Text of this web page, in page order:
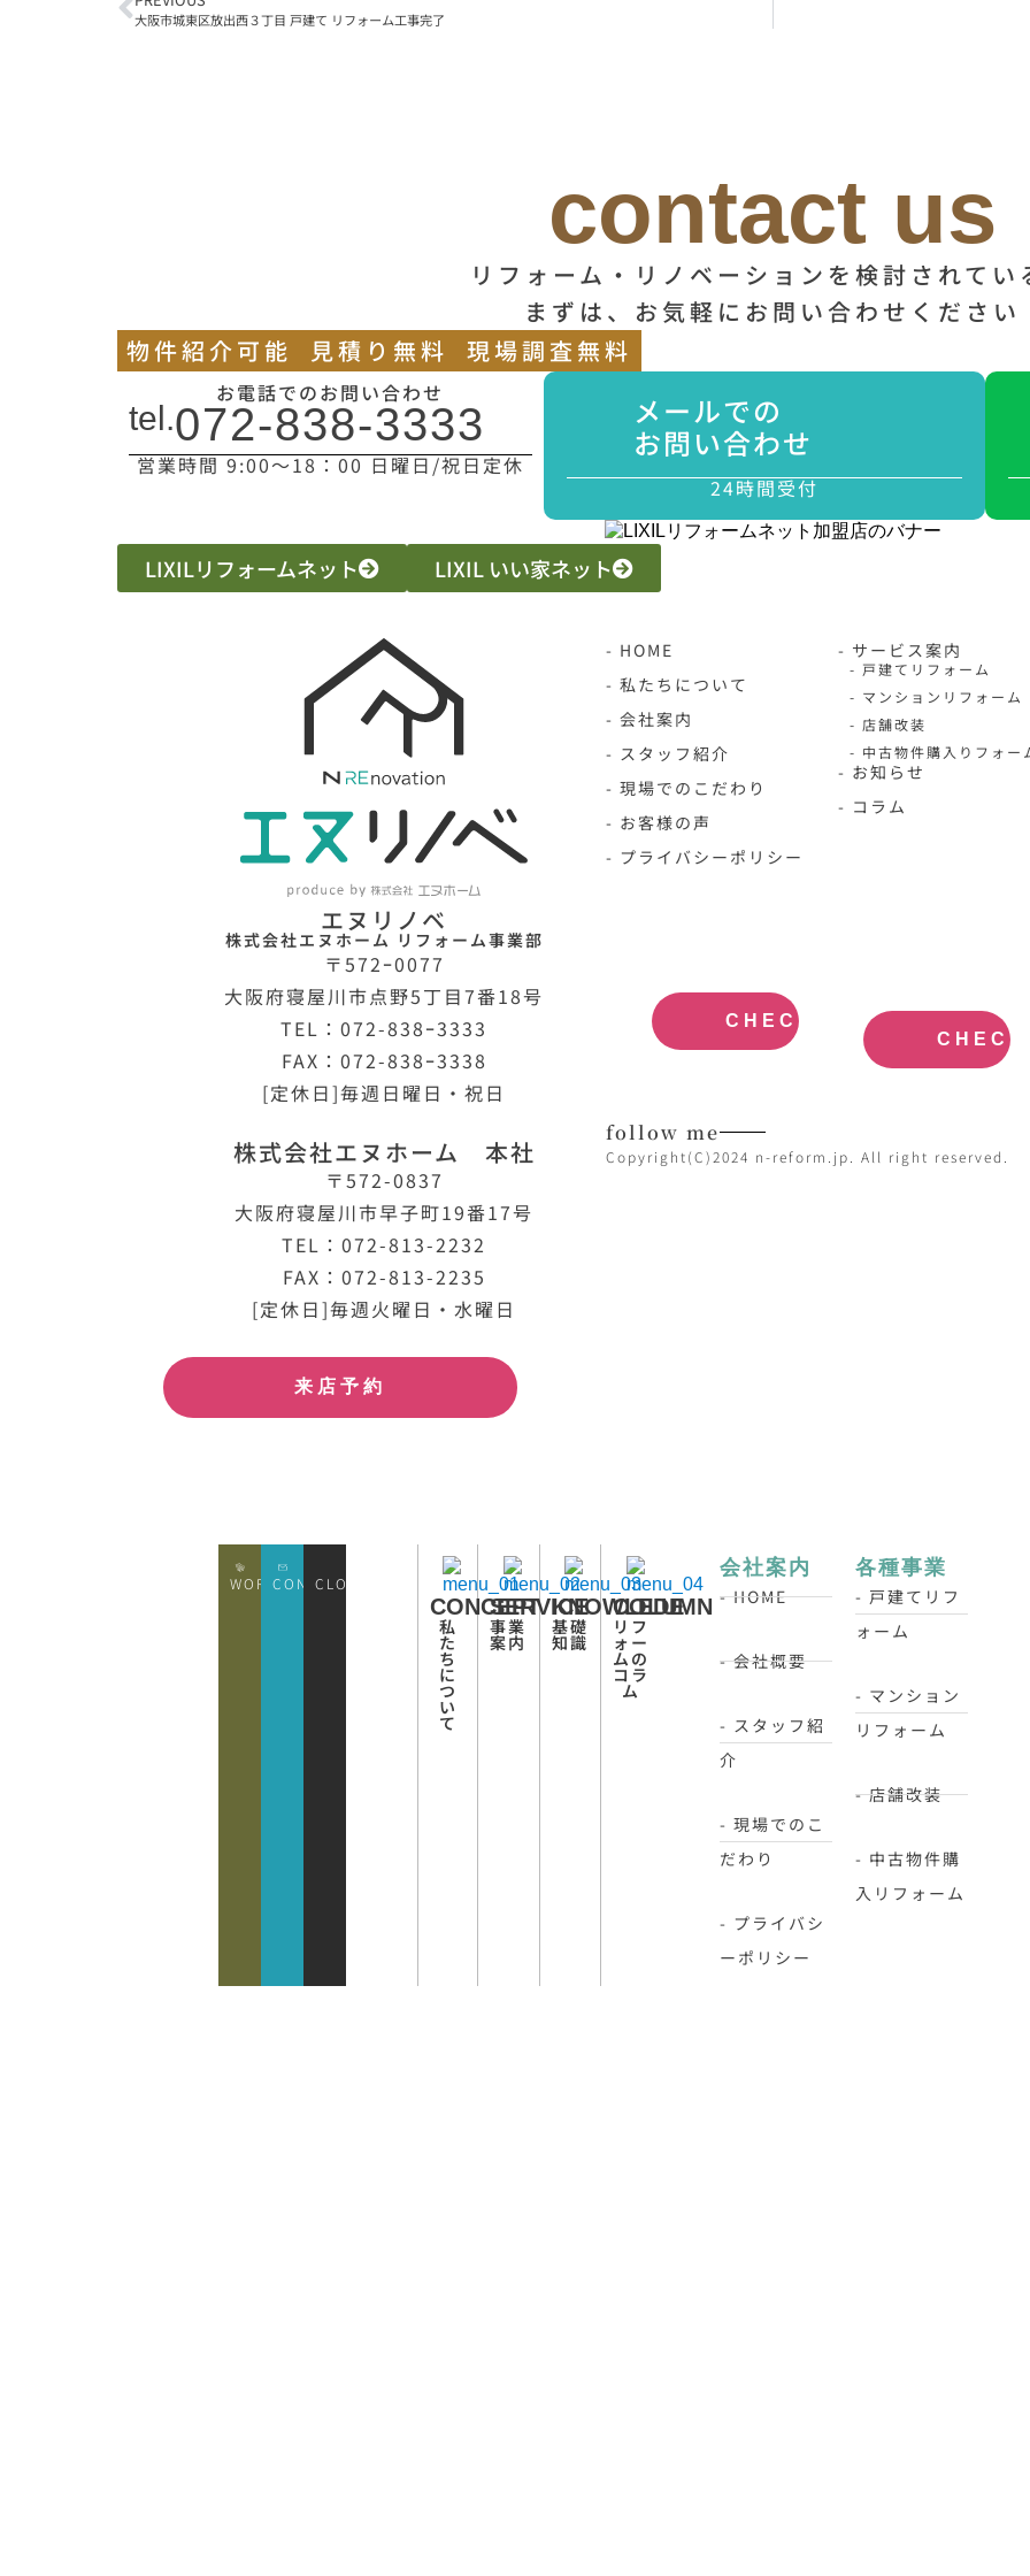
大阪市城東区放出西３丁目 戸建て リフォーム工事完了
contact us
リフォーム・リノベーションを検討されてい
まずは、お気軽にお問い合わせください
物件紹介可能
見積り無料 現場調査無料
お電話でのお問い合わせ
tel.072-838-3333
営業時間 9:00〜18：00 日曜日/祝日定休
メールでの
お問い合わせ
24時間受付
LIXILリフォームネット LIXIL いい家ネット
エヌリノベ
株式会社エヌホーム リフォーム事業部
〒572ｰ0077
大阪府寝屋川市点野5丁目7番18号
TEL：072-838ｰ3333
FAX：072-838ｰ3338
[定休日]毎週日曜日・祝日
株式会社エヌホーム 本社
〒572-0837
大阪府寝屋川市早子町19番17号
TEL：072-813-2232
FAX：072-813-2235
[定休日]毎週火曜日・水曜日
来店予約
- HOME
- 私たちについて
- 会社案内
- スタッフ紹介
- 現場でのこだわり
- お客様の声
- プライバシーポリシー
- サービス案内
- 戸建てリフォーム
- マンションリフォーム
- 店舗改装
- 中古物件購入りフォー
- お知らせ
- コラム
CHECK
CHECK
follow me
Copyright(C)2024 n-reform.jp. All right reserved.
WORKSCONATCT
CLOSE
CONCEPT
私
た
ち
に
つ
い
て
SERVICE
事業
案内
KNOWLEDE
基礎
知識
COLUMN
リフ
ォー
ムの
コラ
ム
会社案内
- HOME
- 会社概要
- スタッフ紹
介
- 現場でのこ
だわり
- プライバシ
ーポリシー
各種事業
- 戸建てリフ
ォーム
- マンション
リフォーム
- 店舗改装
- 中古物件購
入リフォーム